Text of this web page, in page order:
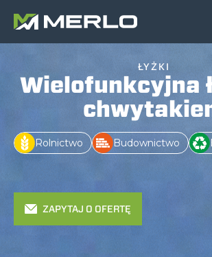
ŁYŻKI
Wielofunkcyjna
Rolnictwo Budownictwo
ZAPYTAJ O OFERTĘ